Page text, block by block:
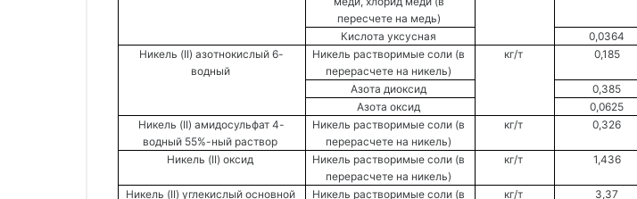
пересчете на медь)
Кислота уксусная
0,0364
Никель (II) азотнокислый 6-
водный
Никель растворимые соли (в
перерасчете на никель)
кг/т 0,185
Азота диоксид
0,385
Азота оксид
0,0625
Никель (II) амидосульфат 4-
водный 55%-ный раствор
Никель растворимые соли (в
перерасчете на никель)
кг/т 0,326
Никель (II) оксид
Никель растворимые соли (в
перерасчете на никель)
кг/т 1,436
Никель (II) углекислый основной Никель растворимые соли (в кг/т 3,37